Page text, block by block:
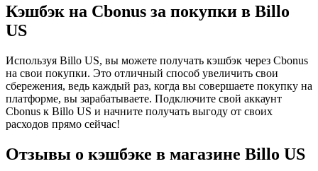
Кэшбэк на Cbonus за покупки в Billo
US
Используя Billo US, вы можете получать кэшбэк через Cbonus
на свои покупки. Это отличный способ увеличить свои
сбережения, ведь каждый раз, когда вы совершаете покупку на
платформе, вы зарабатываете. Подключите свой аккаунт
Cbonus к Billo US и начните получать выгоду от своих
расходов прямо сейчас!
Отзывы о кэшбэке в магазине Billo US